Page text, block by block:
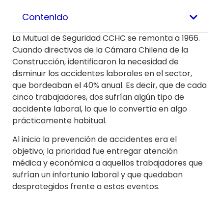
Contenido
La Mutual de Seguridad CCHC se remonta a 1966.
Cuando directivos de la Cámara Chilena de la
Construcción, identificaron la necesidad de
disminuir los accidentes laborales en el sector,
que bordeaban el 40% anual. Es decir, que de cada
cinco trabajadores, dos sufrían algún tipo de
accidente laboral, lo que lo convertía en algo
prácticamente habitual.
Al inicio la prevención de accidentes era el
objetivo; la prioridad fue entregar atención
médica y económica a aquellos trabajadores que
sufrían un infortunio laboral y que quedaban
desprotegidos frente a estos eventos.